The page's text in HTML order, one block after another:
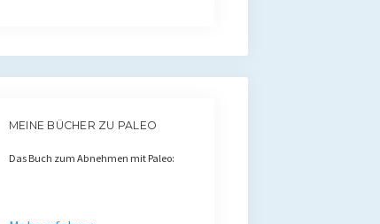
MEINE BÜCHER ZU PALEO
Das Buch zum Abnehmen mit Paleo: